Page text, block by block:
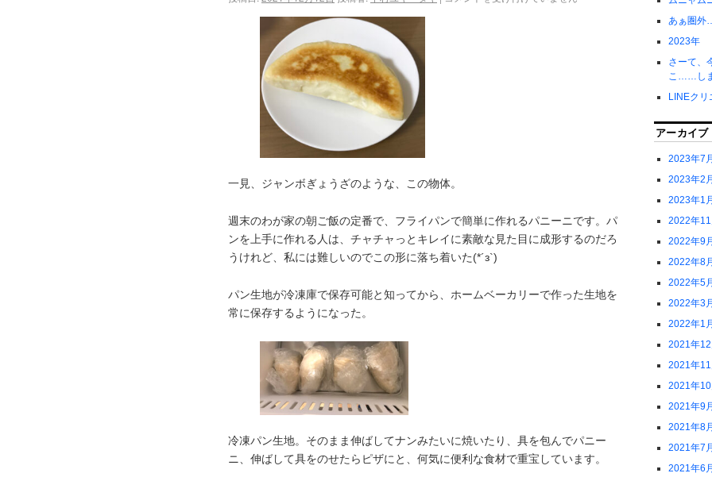
一見、ジャンボぎょうざのような、この物体。
週末のわが家の朝ご飯の定番で、フライパンで簡単に作れるパニーニです。パ
ンを上手に作れる人は、チャチャっとキレイに素敵な見た目に成形するのだろ
うけれど、私には難しいのでこの形に落ち着いた(*´з`)
パン生地が冷凍庫で保存可能と知ってから、ホームベーカリーで作った生地を
常に保存するようになった。
冷凍パン生地。そのまま伸ばしてナンみたいに焼いたり、具を包んでパニー
ニ、伸ばして具をのせたらピザにと、何気に便利な食材で重宝しています。
あぁ圏
2023年
さーて、
こ……し
LINEク
アーカイブ
2023年7月
2023年2月
2023年1月
2022年11
2022年9月
2022年8月
2022年5月
2022年3月
2022年1月
2021年12
2021年11
2021年10
2021年9月
2021年8月
2021年7月
2021年6月